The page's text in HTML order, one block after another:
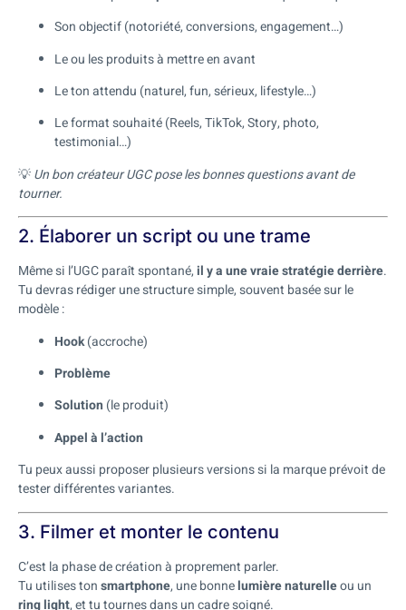
Son objectif (notoriété, conversions, engagement…)
Le ou les produits à mettre en avant
Le ton attendu (naturel, fun, sérieux, lifestyle…)
Le format souhaité (Reels, TikTok, Story, photo,
testimonial…)
💡Un bon créateur UGC pose les bonnes questions avant de
tourner.
2. Élaborer un script ou une trame
Même si l’UGC paraît spontané,il y a une vraie stratégie derrière.
Tu devras rédiger une structure simple, souvent basée sur le
modèle :
Hook(accroche)
Problème
Solution (le produit)
Appel à l’action
Tu peux aussi proposer plusieurs versions si la marque prévoit de
tester différentes variantes.
3. Filmer et monter le contenu
C’est la phase de création à proprement parler.
Tu utilises tonsmartphone, une bonnelumière naturelleou un
ring light, et tu tournes dans un cadre soigné.